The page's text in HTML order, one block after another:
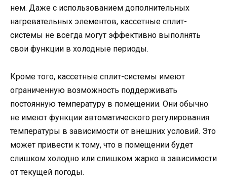
нем. Даже с использованием дополнительных
нагревательных элементов, кассетные сплит-
системы не всегда могут эффективно выполнять
свои функции в холодные периоды.
Кроме того, кассетные сплит-системы имеют
ограниченную возможность поддерживать
постоянную температуру в помещении. Они обычно
не имеют функции автоматического регулирования
температуры в зависимости от внешних условий. Это
может привести к тому, что в помещении будет
слишком холодно или слишком жарко в зависимости
от текущей погоды.